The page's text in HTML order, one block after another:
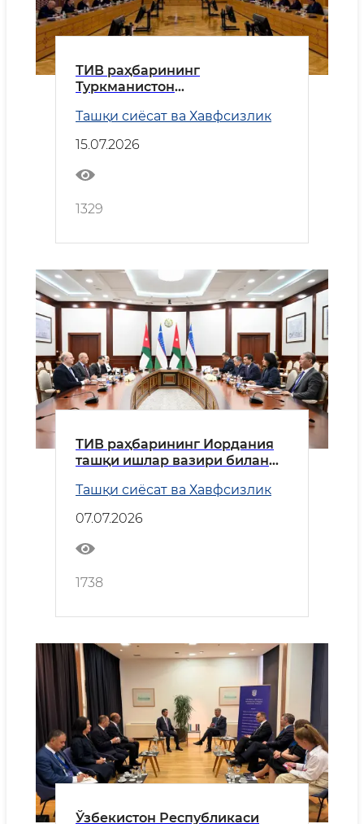
ТИВ раҳбарининг
Туркманистон
оид
Ташқи сиёсат ва Хавфсизлик
15.07.2026
1329
ТИВ раҳбарининг Иордания
ташқи ишлар вазири билан
Ташқи сиёсат ва Хавфсизлик
07.07.2026
1738
Ўзбекистон Республикаси